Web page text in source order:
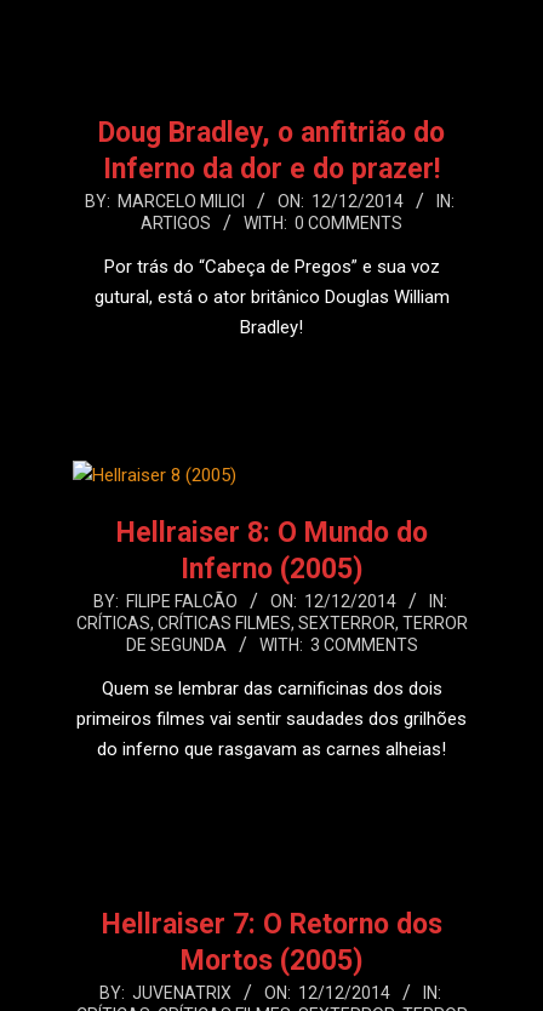
Doug Bradley, o anfitrião do
Inferno da dor e do prazer!
2014-
BY: MARCELO MILICI ON: 12/12/2014
IN:
ARTIGOS
WITH: 0 COMMENTS
Por trás do “Cabeça de Pregos” e sua voz
gutural, está o ator britânico Douglas William
Bradley!
Hellraiser 8: O Mundo do
Inferno (2005)
2014-
12-
BY: FILIPE FALCÃO ON: 12/12/2014
IN:
CRÍTICAS, CRÍTICAS FILMES, SEXTERROR, TERROR
DE SEGUNDA
WITH: 3 COMMENTS
Quem se lembrar das carnificinas dos dois
primeiros filmes vai sentir saudades dos grilhões
do inferno que rasgavam as carnes alheias!
Hellraiser 7: O Retorno dos
Mortos (2005)
2014-
BY: JUVENATRIX ON: 12/12/2014
IN: